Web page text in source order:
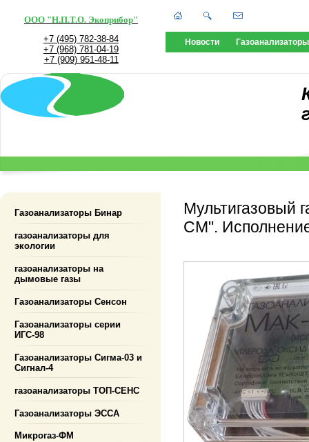
ООО "Н.П.Т.О. Экоприбор"
+7 (495) 782-38-84
+7 (968) 781-04-19
+7 (909) 951-48-11
Новости Газоанализаторы
Газоанализаторы Бинар
газоанализаторы для
экологии
газоанализаторы на
дымовые газы
Газоанализаторы Сенсон
Газоанализаторы серии
ИГС-98
Газоанализаторы Сигма-03 и
Сигнал-4
газоанализаторы ТОП-СЕНС
Газоанализаторы ЭССА
Микрогаз-ФМ
Мультигазовый
СМ".